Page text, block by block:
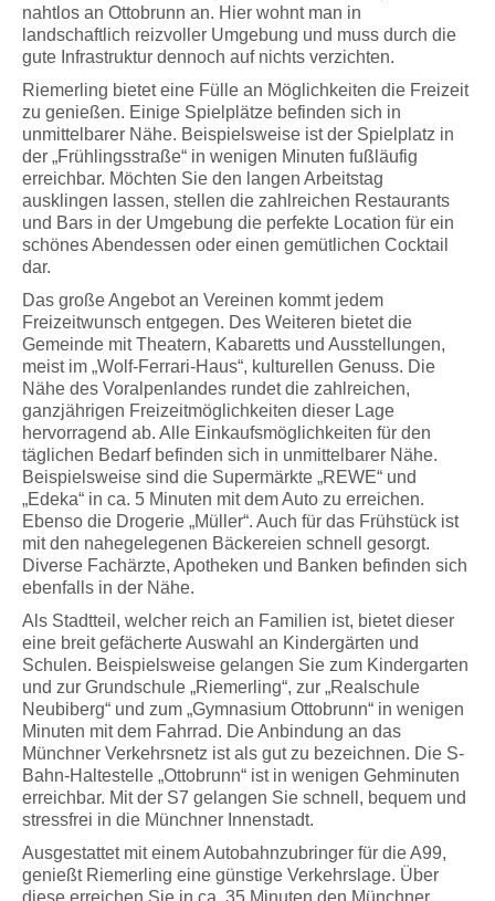
nahtlos an Ottobrunn an. Hier wohnt man in
landschaftlich reizvoller Umgebung und muss durch die
gute Infrastruktur dennoch auf nichts verzichten.
Riemerling bietet eine Fülle an Möglichkeiten die Freizeit
zu genießen. Einige Spielplätze befinden sich in
unmittelbarer Nähe. Beispielsweise ist der Spielplatz in
der „Frühlingsstraße“ in wenigen Minuten fußläufig
erreichbar. Möchten Sie den langen Arbeitstag
ausklingen lassen, stellen die zahlreichen Restaurants
und Bars in der Umgebung die perfekte Location für ein
schönes Abendessen oder einen gemütlichen Cocktail
dar.
Das große Angebot an Vereinen kommt jedem
Freizeitwunsch entgegen. Des Weiteren bietet die
Gemeinde mit Theatern, Kabaretts und Ausstellungen,
meist im „Wolf-Ferrari-Haus“, kulturellen Genuss. Die
Nähe des Voralpenlandes rundet die zahlreichen,
ganzjährigen Freizeitmöglichkeiten dieser Lage
hervorragend ab. Alle Einkaufsmöglichkeiten für den
täglichen Bedarf befinden sich in unmittelbarer Nähe.
Beispielsweise sind die Supermärkte „REWE“ und
„Edeka“ in ca. 5 Minuten mit dem Auto zu erreichen.
Ebenso die Drogerie „Müller“. Auch für das Frühstück ist
mit den nahegelegenen Bäckereien schnell gesorgt.
Diverse Fachärzte, Apotheken und Banken befinden sich
ebenfalls in der Nähe.
Als Stadtteil, welcher reich an Familien ist, bietet dieser
eine breit gefächerte Auswahl an Kindergärten und
Schulen. Beispielsweise gelangen Sie zum Kindergarten
und zur Grundschule „Riemerling“, zur „Realschule
Neubiberg“ und zum „Gymnasium Ottobrunn“ in wenigen
Minuten mit dem Fahrrad. Die Anbindung an das
Münchner Verkehrsnetz ist als gut zu bezeichnen. Die S-
Bahn-Haltestelle „Ottobrunn“ ist in wenigen Gehminuten
erreichbar. Mit der S7 gelangen Sie schnell, bequem und
stressfrei in die Münchner Innenstadt.
Ausgestattet mit einem Autobahnzubringer für die A99,
genießt Riemerling eine günstige Verkehrslage. Über
diese erreichen Sie in ca. 35 Minuten den Münchner